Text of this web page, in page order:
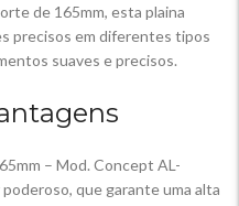
de 165mm, esta plaina
precisos em diferentes tipos
suaves e precisos.
– Mod. Concept AL-
que garante uma alta